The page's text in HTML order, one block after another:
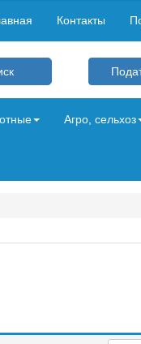
Контакты
Агро, сельхоз